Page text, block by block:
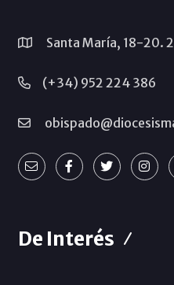
Santa María, 18-20.
(+34) 952 224 386
De Interés